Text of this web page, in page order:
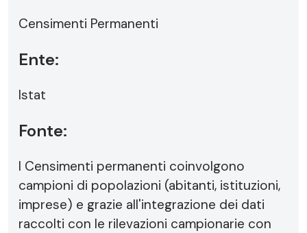
Censimenti Permanenti
Ente:
Istat
Fonte:
I Censimenti permanenti coinvolgono
campioni di popolazioni (abitanti, istituzioni,
imprese) e grazie all'integrazione dei dati
raccolti con le rilevazioni campionarie con